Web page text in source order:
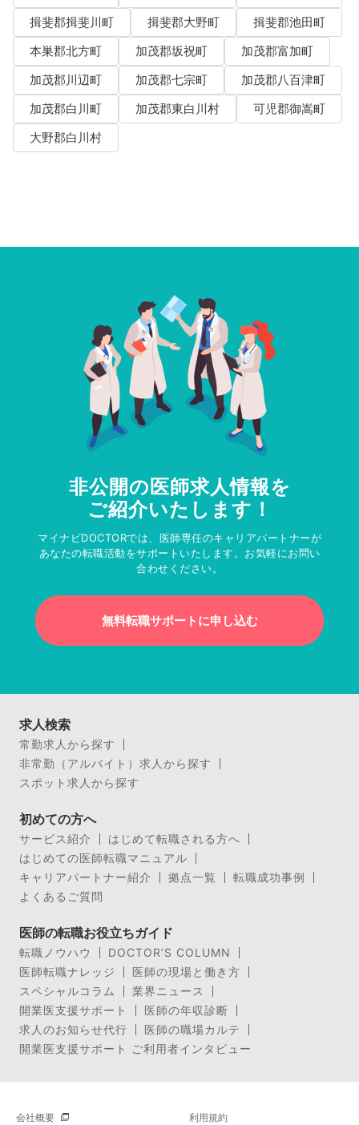
揖斐郡揖斐川町
揖斐郡大野町
揖斐郡池田町
本巣郡北方町
加茂郡坂祝町
加茂郡富加町
加茂郡川辺町
加茂郡七宗町
加茂郡八百津町
加茂郡白川町
加茂郡東白川村
可児郡御嵩町
大野郡白川村
非公開の医師求人情報を
ご紹介いたします！
マイナビDOCTORでは、医師専任のキャリアパートナーが
あなたの転職活動をサポートいたします。お気軽にお問い
合わせください。
無料転職サポートに申し込む
求人検索
常勤求人から探す
非常勤（アルバイト）求人から探す
スポット求人から探す
初めての方へ
サービス紹介
はじめて転職される方へ
はじめての医師転職マニュアル
キャリアパートナー紹介
拠点一覧
転職成功事例
よくあるご質問
医師の転職お役立ちガイド
転職ノウハウ
DOCTOR’S COLUMN
医師転職ナレッジ
医師の現場と働き方
スペシャルコラム
業界ニュース
開業医支援サポート
医師の年収診断
求人のお知らせ代行
医師の職場カルテ
開業医支援サポート ご利用者インタビュー
会社概要 利用規約